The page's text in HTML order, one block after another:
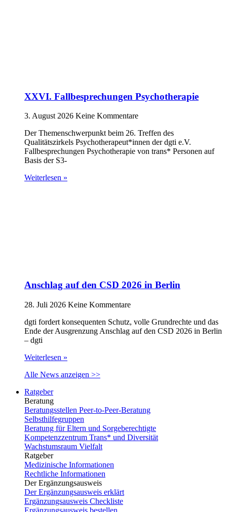
XXVI. Fallbesprechungen Psychotherapie
3. August 2026 Keine Kommentare
Der Themenschwerpunkt beim 26. Treffen des
Qualitätszirkels Psychotherapeut*innen der dgti e.V.
Fallbesprechungen Psychotherapie von trans* Personen auf
Basis der S3-
Weiterlesen »
Anschlag auf den CSD 2026 in Berlin
28. Juli 2026 Keine Kommentare
dgti fordert konsequenten Schutz, volle Grundrechte und das
Ende der Ausgrenzung Anschlag auf den CSD 2026 in Berlin
– dgti
Weiterlesen »
Alle News anzeigen >>
Ratgeber
Beratung
Beratungsstellen Peer-to-Peer-Beratung
Selbsthilfegruppen
Beratung für Eltern und Sorgeberechtigte
Kompetenzzentrum Trans* und Diversität
Wachstumsraum Vielfalt
Ratgeber
Medizinische Informationen
Rechtliche Informationen
Der Ergänzungsausweis
Der Ergänzungsausweis erklärt
Ergänzungsausweis Checkliste
Ergänzungsausweis bestellen